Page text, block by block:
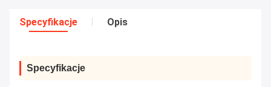
Specyfikacje Opis
Specyfikacje